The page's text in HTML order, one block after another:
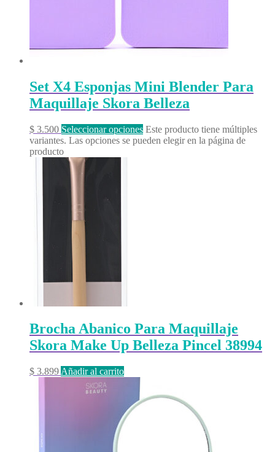
Set X4 Esponjas Mini Blender Para
Maquillaje Skora Belleza
$ 3.500 Seleccionar opciones Este producto tiene múltiples
variantes. Las opciones se pueden elegir en la página de
producto
Brocha Abanico Para Maquillaje
Skora Make Up Belleza Pincel 38994
$ 3.899 Añadir al carrito